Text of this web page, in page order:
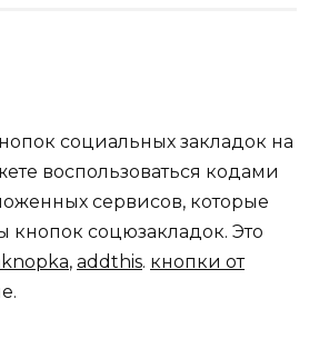
социальных закладок на
воспользоваться кодами
сервисов, которые
кнопок соцюзакладок. Это
, addthis. кнопки от